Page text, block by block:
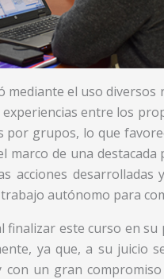
mediante el uso
entre los
por grupos, lo que
marco de una
acciones
autónomo para
finalizar este curso en
ya que, a su juicio
con un gran